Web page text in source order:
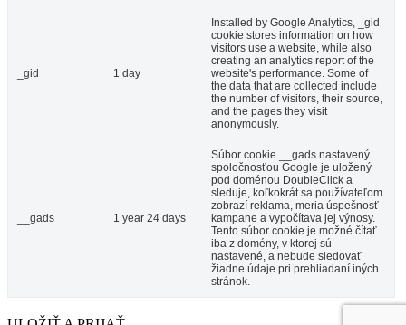
_gid 1 day
Installed by Google Analytics, _gid
cookie stores information on how
visitors use a website, while also
creating an analytics report of the
website's performance. Some of
the data that are collected include
the number of visitors, their source,
and the pages they visit
anonymously.
__gads 1 year 24 days
Súbor cookie __gads nastavený
spoločnosťou Google je uložený
pod doménou DoubleClick a
sleduje, koľkokrát sa používateľom
zobrazí reklama, meria úspešnosť
kampane a vypočítava jej výnosy.
Tento súbor cookie je možné čítať
iba z domény, v ktorej sú
nastavené, a nebude sledovať
žiadne údaje pri prehliadaní iných
stránok.